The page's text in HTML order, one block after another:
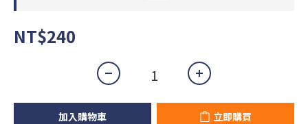
NT$240
加入購物車 立即購買